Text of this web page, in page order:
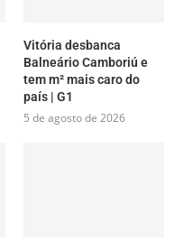
Vitória desbanca
Balneário Camboriú e
tem m² mais caro do
país | G1
5 de agosto de 2026